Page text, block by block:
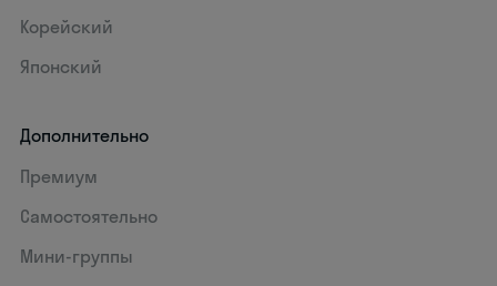
Корейский
Японский
Дополнительно
Премиум
Самостоятельно
Мини-группы